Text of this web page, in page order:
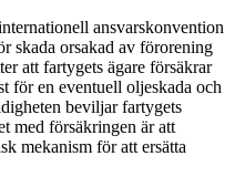
ansvarskonvention
skada orsakad av förorening
att fartygets ägare försäkrar
för en eventuell oljeskada och
beviljar fartygets
med försäkringen är att
mekanism för att ersätta